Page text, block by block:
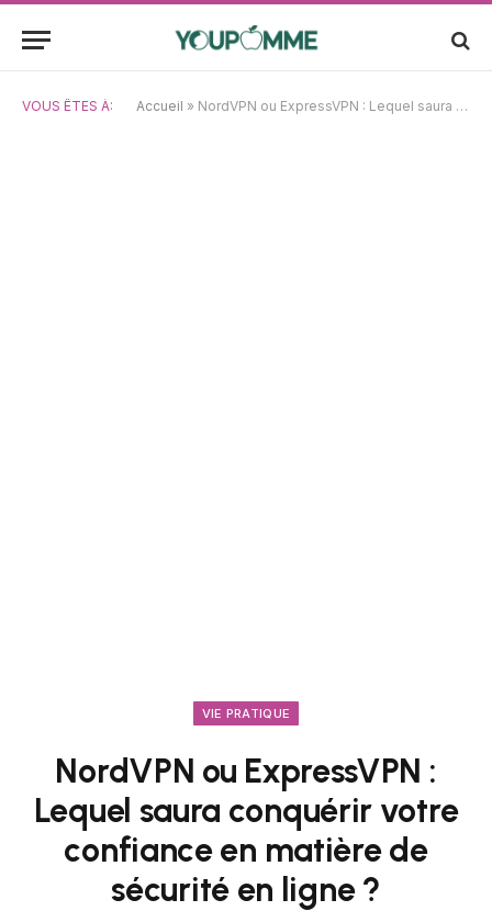
VOUS ÊTES À: Accueil » NordVPN ou ExpressVPN : Lequel saura conquérir votre confiance en matière de sécurité en ligne ?
VIE PRATIQUE
NordVPN ou ExpressVPN :
Lequel saura conquérir votre
confiance en matière de
sécurité en ligne ?